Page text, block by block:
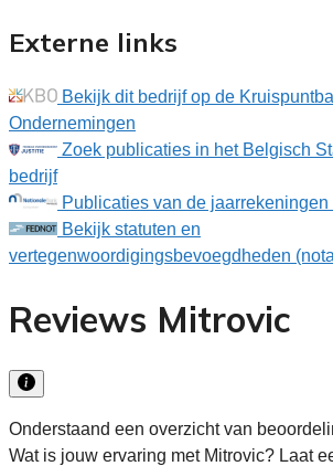
Externe links
Bekijk dit bedrijf op de
Ondernemingen
Zoek publicaties in het Belgisch
bedrijf
Publicaties van de
Bekijk statuten en
vertegenwoordigingsbevoegdheden
Reviews Mitrovic
Onderstaand een overzicht van
Wat is jouw ervaring met Mitrovic? Laat